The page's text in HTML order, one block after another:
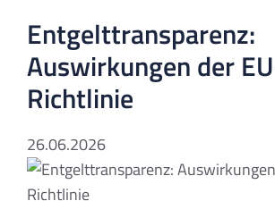
26.06.2026
Entgelttransparenz:
Auswirkungen der
Richtlinie